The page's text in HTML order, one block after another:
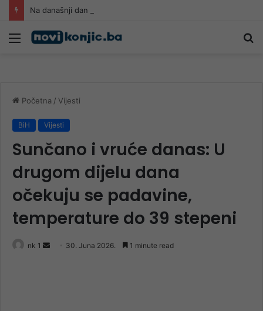
Meni
Početna / Vijesti
BiH Vijesti
Sunčano i vruće danas: U
drugom dijelu dana
očekuju se padavine,
temperature do 39 stepeni
nk 1
Send 30. Juna 2026. 1 minute read